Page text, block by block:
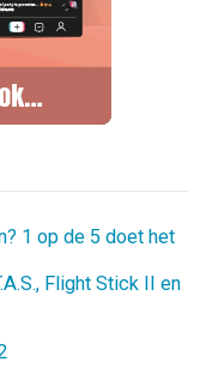
1 op de 5 doet het
Flight Stick II en